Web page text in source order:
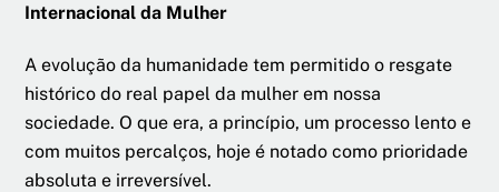
Internacional da Mulher
A evolução da humanidade tem permitido o resgate
histórico do real papel da mulher em nossa
sociedade. O que era, a princípio, um processo lento e
com muitos percalços, hoje é notado como prioridade
absoluta e irreversível.